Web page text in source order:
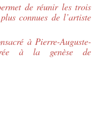
de réunir les trois
connues de l’artiste
à Pierre-Auguste-
à la genèse de